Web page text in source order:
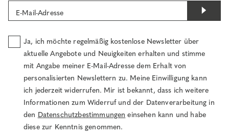
E-Mail-Adresse
Ja, ich möchte regelmäßig kostenlose Newsletter über
aktuelle Angebote und Neuigkeiten erhalten und stimme
mit Angabe meiner E-Mail-Adresse dem Erhalt von
personalisierten Newslettern zu. Meine Einwilligung kann
ich jederzeit widerrufen. Mir ist bekannt, dass ich weitere
Informationen zum Widerruf und der Datenverarbeitung in
den Datenschutzbestimmungen einsehen kann und habe
diese zur Kenntnis genommen.